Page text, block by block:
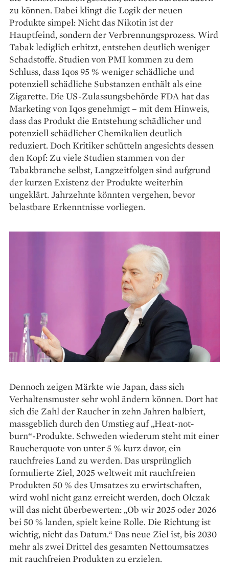
zu können. Dabei klingt die Logik der neuen
Produkte simpel: Nicht das Nikotin ist der
Hauptfeind, sondern der ­Verbrennungsprozess. Wird
Tabak lediglich erhitzt, entstehen deutlich weniger
Schadstoffe. Studien von PMI kommen zu dem
Schluss, dass Iqos 95 % weniger schädliche und
potenziell schädliche Substanzen enthält als eine
Zigarette. Die US-Zulassungsbehörde FDA hat das
Marketing von Iqos genehmigt – mit dem Hinweis,
dass das Produkt die Entstehung schädlicher und
potenziell schädlicher Chemikalien deutlich
reduziert. Doch Kritiker schütteln angesichts dessen
den Kopf: Zu viele ­Studien stammen von der
Tabakbranche selbst, ­Langzeit­folgen sind aufgrund
der kurzen Existenz der Produkte weiter­hin
ungeklärt. Jahrzehnte könnten vergehen, ­bevor
belastbare Erkenntnisse vorliegen.
Dennoch zeigen Märkte wie Japan, dass sich
Verhaltensmuster sehr wohl ändern können. Dort hat
sich die Zahl der Raucher in zehn Jahren halbiert,
massgeblich durch den Umstieg auf „Heat-not-
burn“-Produkte. Schweden wiederum steht mit einer
Raucherquote von unter 5 % kurz davor, ein
rauchfreies Land zu werden. Das ursprünglich
formulierte Ziel, 2025 weltweit mit rauchfreien
Produkten 50 % des Umsatzes zu erwirtschaften,
wird wohl nicht ganz erreicht werden, doch Olczak
will das nicht überbewerten: „Ob wir 2025 oder 2026
bei 50 % landen, spielt keine Rolle. Die Richtung ist
wichtig, nicht das Datum.“ Das neue Ziel ist, bis 2030
mehr als zwei Drittel des gesamten Nettoumsatzes
mit rauchfreien Produkten zu erzielen.